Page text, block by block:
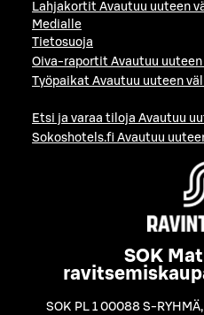
Lahjakortit Avautuu uuteen
Medialle
Tietosuoja
Oiva-raportit Avautuu
Työpaikat Avautuu uuteen
Etsi ja varaa tiloja Avautuu
Sokoshotels.fi Avautuu
SOK
SOK PL 1 00088 S-RYHMÄ,